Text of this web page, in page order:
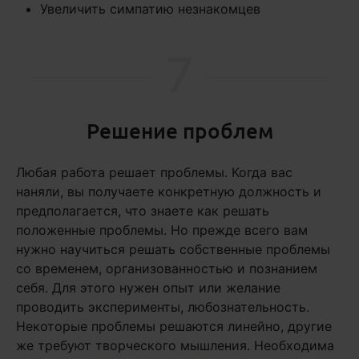
Увеличить симпатию незнакомцев
Решение проблем
Любая работа решает проблемы. Когда вас
наняли, вы получаете конкретную должность и
предполагается, что знаете как решать
положенные проблемы. Но прежде всего вам
нужно научиться решать собственные проблемы
со временем, организованностью и познанием
себя. Для этого нужен опыт или желание
проводить эксперименты, любознательность.
Некоторые проблемы решаются линейно, другие
же требуют творческого мышления. Необходима